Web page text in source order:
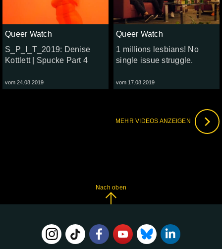
Queer Watch
S_P_I_T_2019: Denise
Kottlett | Spucke Part 4
vom 24.08.2019
Queer Watch
1 millions lesbians! No
single issue struggle.
vom 17.08.2019
MEHR VIDEOS ANZEIGEN
Nach oben